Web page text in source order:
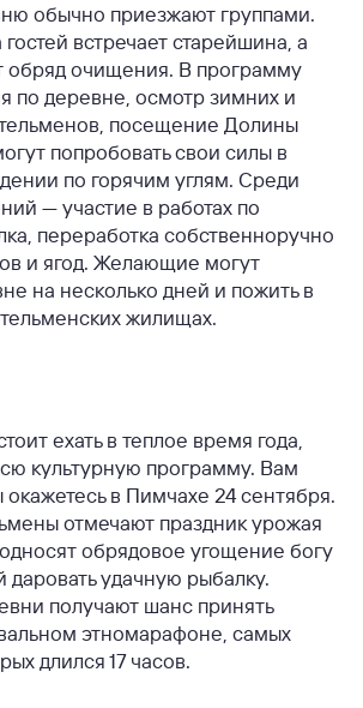
обычно приезжают группами.
встречает старейшина, а
обряд очищения. В программу
по деревне, осмотр зимних и
посещение Долины
попробовать свои силы в
по горячим углям. Среди
— участие в работах по
переработка собственноручно
и ягод. Желающие могут
на несколько дней и пожить в
жилищах.
ехать в теплое время года,
культурную программу. Вам
окажетесь в Пимчахе 24 сентября.
отмечают праздник урожая
обрядовое угощение богу
даровать удачную рыбалку.
получают шанс принять
этномарафоне, самых
длился 17 часов.